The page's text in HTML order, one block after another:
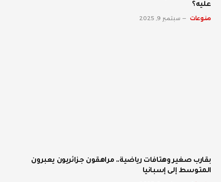
عليه؟
منوعات سبتمبر 9, 2025
بقارب صغير وهتافات رياضية.. مراهقون جزائريون يعبرون
المتوسط إلى إسبانيا